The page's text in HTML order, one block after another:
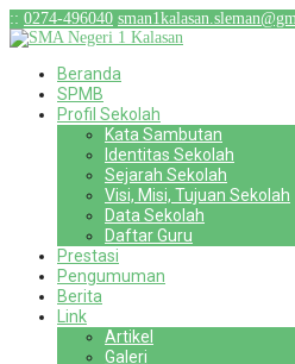
:: 0274-496040
Beranda
SPMB
Profil Sekolah
Kata Sambutan
Identitas Sekolah
Sejarah Sekolah
Visi, Misi, Tujuan Sekolah
Data Sekolah
Daftar Guru
Prestasi
Pengumuman
Berita
Link
Artikel
Galeri